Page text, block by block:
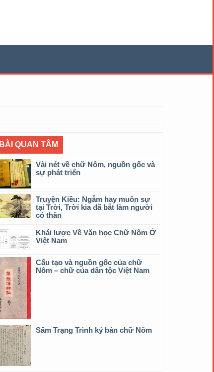
BÀI QUAN TÂM
Vài nét về chữ Nôm, nguồn gốc và
sự phát triển
Truyện Kiều: Ngẫm hay muôn sự
tại Trời, Trời kia đã bắt làm người
có thân
Khái lược Về Văn học Chữ Nôm Ở
Việt Nam
Cấu tạo và nguồn gốc của chữ
Nôm – chữ của dân tộc Việt Nam
Sấm Trạng Trình ký bản chữ Nôm